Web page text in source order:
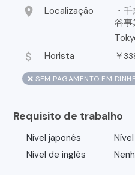
location_on Localização
・
谷
attach_money Horista ￥
❌ SEM PAGAMENTO EM
Requisito de trabalho
Nível japonês
Nível de inglês